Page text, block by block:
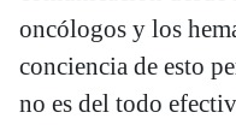
oncólogos y los
conciencia de esto
no es del todo